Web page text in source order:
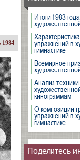
1984
Итоги 1983
упражнений в
гимнастике
Всемирное
Анализ
кинограммам
О композиции
упражнений в
гимнастике
Поделитесь